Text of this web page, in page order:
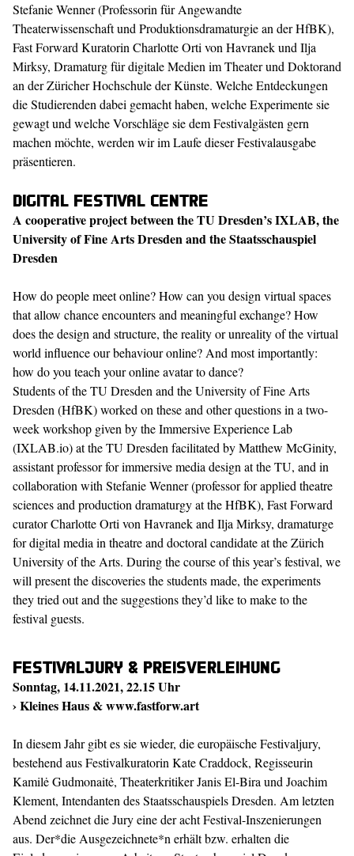
Stefanie Wenner (Professorin für Angewandte
Theaterwissenschaft und Produktionsdramaturgie an der HfBK),
Fast Forward Kuratorin Charlotte Orti von Havranekund Ilja
Mirksy, Dramaturg für digitale Medien im Theater und Doktorand
an der Züricher Hochschule der Künste. Welche Entdeckungen
die Studierenden dabei gemacht haben, welche Experimente sie
gewagt und welche Vorschläge sie dem Festivalgästen gern
machen möchte, werden wir im Laufe dieser Festivalausgabe
präsentieren.
Digital festival centre
A cooperative project between the TU Dresden’s IXLAB, the
University of Fine Arts Dresden and the Staatsschauspiel
Dresden
How do people meet online? How can you design virtual spaces
that allow chance encounters and meaningful exchange? How
does the design and structure, the reality or unreality of the virtual
world influence our behaviour online? And most importantly:
how do you teach your online avatar to dance?
Students of the TU Dresden and the University of Fine Arts
Dresden (HfBK) worked on these and other questions in a two-
week workshop given by the Immersive Experience Lab
(IXLAB.io) at the TU Dresden facilitated by Matthew McGinity,
assistant professor for immersive media design at the TU, and in
collaboration with Stefanie Wenner (professor for applied theatre
sciences and production dramaturgy at the HfBK), Fast Forward
curatorCharlotte Orti von Havranekand Ilja Mirksy, dramaturge
for digital media in theatre and doctoral candidate at the Zürich
University of the Arts. During the course of this year’s festival, we
will present the discoveries the students made, the experiments
they tried out and the suggestions they’d like to make to the
festival guests.
Festivaljury & Preisverleihung
Sonntag, 14.11.2021, 22.15 Uhr
› Kleines Haus &www.fastforw.art
In diesem Jahr gibt es sie wieder, die europäische Festivaljury,
bestehend aus Festivalkuratorin Kate Craddock, Regisseurin
Kamilė Gudmonaitė, Theaterkritiker Janis El-Bira und Joachim
Klement, Intendanten des Staatsschauspiels Dresden. Am letzten
Abend zeichnet die Jury eine der acht Festival-Inszenierungen
aus. Der*die Ausgezeichnete*n erhält bzw. erhalten die